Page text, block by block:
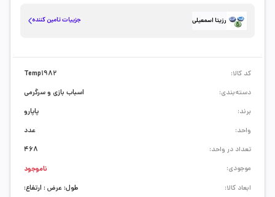
رزیتا اسمعیلی جزییات تامین کننده
ابعاد کالا:
طول: عرض : ارتفاع:
کد کالا:
Temp1982
دسته‌بندی:
اسباب بازی و سرگرمی
برند:
پاپارو
واحد:
عدد
تعداد در واحد:
468
موجودی:
ناموجود